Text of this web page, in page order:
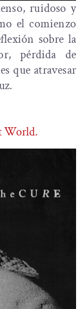
ruidoso y
el comienzo
sobre la
pérdida de
que atravesar
World.